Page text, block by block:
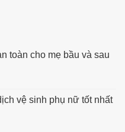
toàn cho mẹ bầu và sau
vệ sinh phụ nữ tốt nhất